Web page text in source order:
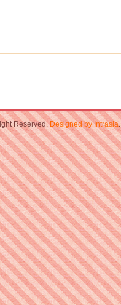
Reserved.Designed by Intrasia.